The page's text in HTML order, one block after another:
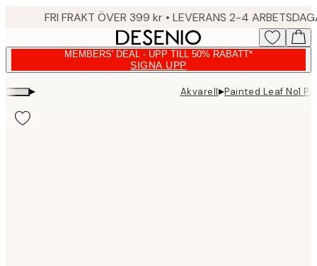
FRI FRAKT ÖVER 399 kr • LEVERANS 2-4
MEMBERS' DEAL - UPP TILL 50% RABATT*
SIGNA UPP
▸ Akvarell▸Painted Leaf No1